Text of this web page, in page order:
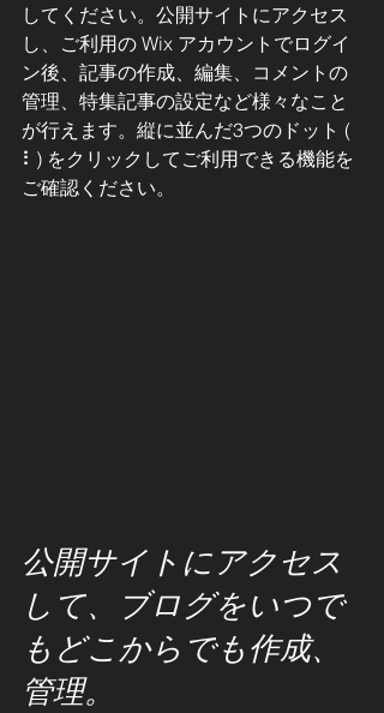
してください。公開サイトにアクセス
し、ご利用の Wix アカウントでログイ
ン後、記事の作成、編集、コメントの
管理、特集記事の設定など様々なこと
が行えます。縦に並んだ3つのドット (
⠇) をクリックしてご利用できる機能を
ご確認ください。
公開サイトにアクセス
して、ブログをいつで
もどこからでも作成、
管理。